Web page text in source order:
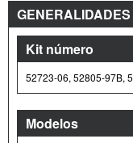
GENERALIDADES
Kit número
52723-06, 52805-97B,
Modelos